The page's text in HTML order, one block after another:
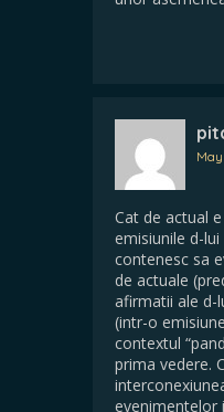
May
Cat de actual
emisiunile d-
contenesc sa
de actuale
afirmatii ale d-
(intr-o
contextul
prima vedere.
evenimentelor